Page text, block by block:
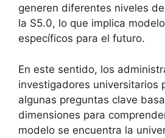
generen diferentes niveles
la S5.0, lo que implica
específicos para el futuro.
En este sentido, los
investigadores universitarios
algunas preguntas clave
dimensiones para
modelo se encuentra la